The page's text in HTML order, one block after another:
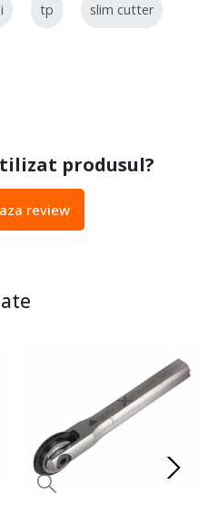
tp slim cutter
produsul?
review